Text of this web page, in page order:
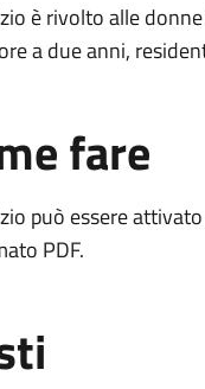
è rivolto alle
a due anni,
fare
può essere
PDF.